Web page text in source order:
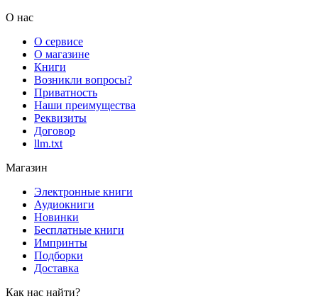
О нас
О сервисе
О магазине
Книги
Возникли вопросы?
Приватность
Наши преимущества
Реквизиты
Договор
llm.txt
Магазин
Электронные книги
Аудиокниги
Новинки
Бесплатные книги
Импринты
Подборки
Доставка
Как нас найти?